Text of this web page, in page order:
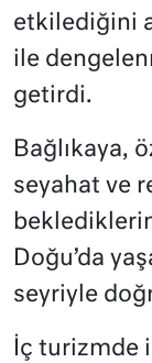
etkilediğini
ile
getirdi.
Bağlıkaya,
seyahat ve
Doğu’da
seyriyle
İç turizmde